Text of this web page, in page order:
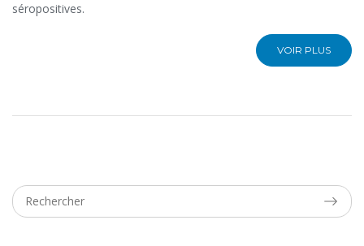
séropositives.
VOIR PLUS